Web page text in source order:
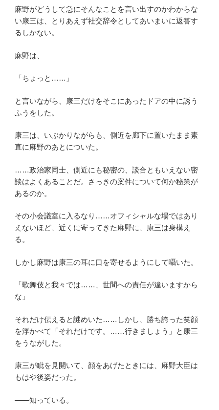
麻野がどうして急にそんなことを言い出すのかわからな
い康三は、とりあえず社交辞令としてあいまいに返答す
るしかない。
麻野は、
「ちょっと……」
と言いながら、康三だけをそこにあったドアの中に誘う
ふうをした。
康三は、いぶかりながらも、側近を廊下に置いたまま素
直に麻野のあとについた。
……政治家同士、側近にも秘密の、談合ともいえない密
談はよくあることだ。さっきの案件について何か秘策が
あるのか。
その小会議室に入るなり……オフィシャルな場ではあり
えないほど、近くに寄ってきた麻野に、康三は身構え
る。
しかし麻野は康三の耳に口を寄せるようにして囁いた。
「歌舞伎と我々では……、世間への責任が違いますから
な」
それだけ伝えると謎めいた……しかし、勝ち誇った笑顔
を浮かべて「それだけです。……行きましょう」と康三
をうながした。
康三が眦を見開いて、顔をあげたときには、麻野大臣は
もはや後姿だった。
――知っている。